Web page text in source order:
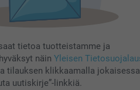
tietoa tuotteistamme ja
näin Yleisen
tilauksen klikkaamalla jokaisessa
uutiskirje”-linkkiä.